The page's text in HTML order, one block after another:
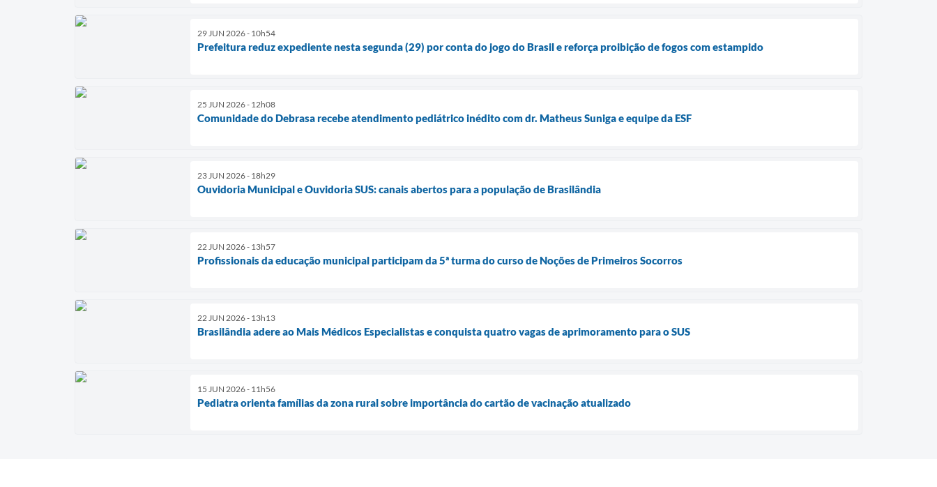
29 JUN 2026 - 10h54
Prefeitura reduz expediente nesta segunda (29) por conta do jogo do Brasil e reforça proibição de fogos com estampido
25 JUN 2026 - 12h08
Comunidade do Debrasa recebe atendimento pediátrico inédito com dr. Matheus Suniga e equipe da ESF
23 JUN 2026 - 18h29
Ouvidoria Municipal e Ouvidoria SUS: canais abertos para a população de Brasilândia
22 JUN 2026 - 13h57
Profissionais da educação municipal participam da 5ª turma do curso de Noções de Primeiros Socorros
22 JUN 2026 - 13h13
Brasilândia adere ao Mais Médicos Especialistas e conquista quatro vagas de aprimoramento para o SUS
15 JUN 2026 - 11h56
Pediatra orienta famílias da zona rural sobre importância do cartão de vacinação atualizado